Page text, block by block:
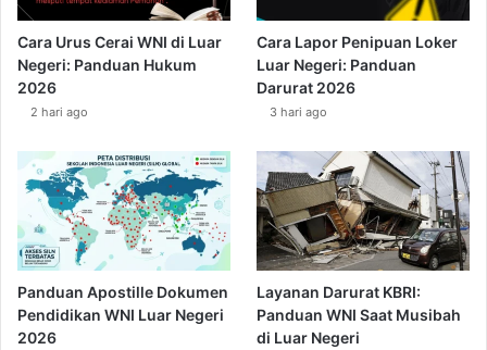
Cara Urus Cerai WNI di Luar
Negeri: Panduan Hukum
2026
2 hari ago
Cara Lapor Penipuan Loker
Luar Negeri: Panduan
Darurat 2026
3 hari ago
Panduan Apostille Dokumen
Pendidikan WNI Luar Negeri
2026
Layanan Darurat KBRI:
Panduan WNI Saat Musibah
di Luar Negeri